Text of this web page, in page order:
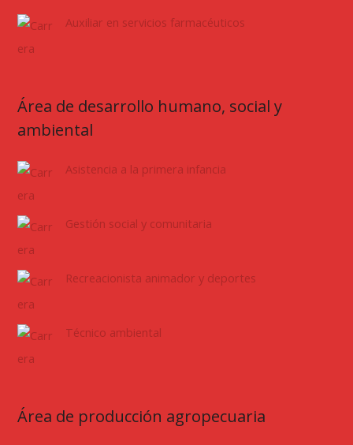
Auxiliar en servicios farmacéuticos
Área de desarrollo humano, social y
ambiental
Asistencia a la primera infancia
Gestión social y comunitaria
Recreacionista animador y deportes
Técnico ambiental
Área de producción agropecuaria